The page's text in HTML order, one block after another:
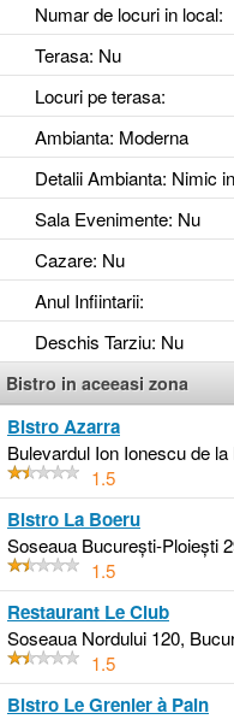
Numar de locuri in local:
Terasa: Nu
Locuri pe terasa:
Ambianta: Moderna
Detalii Ambianta: Nimic
Sala Evenimente: Nu
Cazare: Nu
Anul Infiintarii:
Deschis Tarziu: Nu
Bistro in aceeasi zona
Bistro Azarra
Bulevardul Ion Ionescu de
1.5
Bistro La Boeru
Soseaua Bucureşti-Ploieşti
1.5
Restaurant Le Club
Soseaua Nordului 120,
1.5
Bistro Le Grenier à Pain